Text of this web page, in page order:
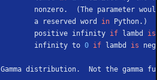
nonzero.  (The parameter
        a reserved word
in Python.)
        positive infinity
if lambd is
        infinity to
0 if lambd is
Gamma distribution.  Not the gamma